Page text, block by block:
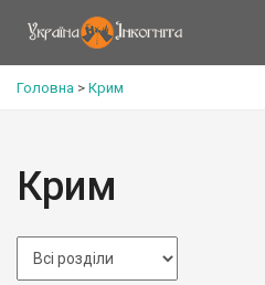
Головна > Крим
Крим